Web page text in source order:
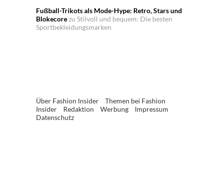
Fußball-Trikots als Mode-Hype: Retro, Stars und
Blokecorezu Stilvoll und bequem: Die besten
Sportbekleidungsmarken
Über Fashion Insider
Themen bei Fashion
Insider
Redaktion Werbung
Impressum
Datenschutz